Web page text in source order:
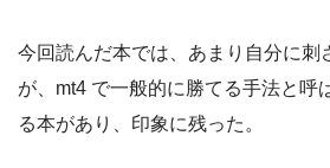
今回読んだ本では、あまり自分に刺
が、mt4 で一般的に勝てる手法と呼
る本があり、印象に残った。